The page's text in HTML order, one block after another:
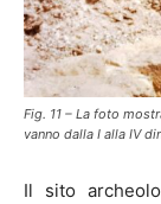
Fig. 11 – La foto
vanno dalla I alla IV
Il sito